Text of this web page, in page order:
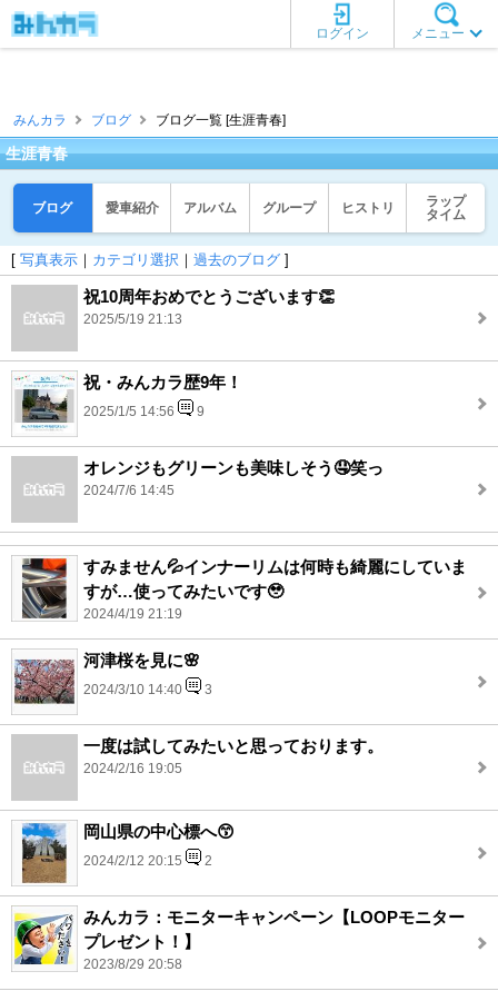
メニュー
ログイン
みんカラ ブログ ブログ一覧 [生涯青春]
生涯青春
ブログ 愛車紹介 アルバム グループ ヒストリ
ラップ
タイム
[ 写真表示 ｜ カテゴリ選択 ｜ 過去のブログ ]
祝10周年おめでとうございます👏
2025/5/19 21:13
祝・みんカラ歴9年！
2025/1/5 14:56 9
オレンジもグリーンも美味しそう🤤笑っ
2024/7/6 14:45
すみません💦インナーリムは何時も綺麗にしていま
すが…使ってみたいです🥹
2024/4/19 21:19
河津桜を見に🌸
2024/3/10 14:40 3
一度は試してみたいと思っております。
2024/2/16 19:05
岡山県の中心標へ😙
2024/2/12 20:15 2
みんカラ：モニターキャンペーン【LOOPモニター
プレゼント！】
2023/8/29 20:58